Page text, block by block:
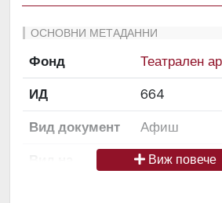
ОСНОВНИ МЕТАДАННИ
Фонд
Театрален
ИД
664
Вид документ
Афиш
Снимка /
Виж повече